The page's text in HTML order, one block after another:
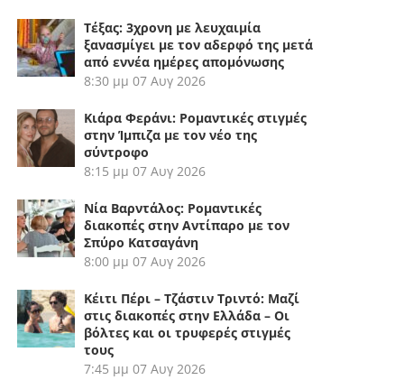
Τέξας: 3χρονη με λευχαιμία
ξανασμίγει με τον αδερφό της μετά
από εννέα ημέρες απομόνωσης
8:30 μμ 07 Αυγ 2026
Κιάρα Φεράνι: Ρομαντικές στιγμές
στην Ίμπιζα με τον νέο της
σύντροφο
8:15 μμ 07 Αυγ 2026
Νία Βαρντάλος: Ρομαντικές
διακοπές στην Αντίπαρο με τον
Σπύρο Κατσαγάνη
8:00 μμ 07 Αυγ 2026
Κέιτι Πέρι – Τζάστιν Τριντό: Μαζί
στις διακοπές στην Ελλάδα – Οι
βόλτες και οι τρυφερές στιγμές
τους
7:45 μμ 07 Αυγ 2026